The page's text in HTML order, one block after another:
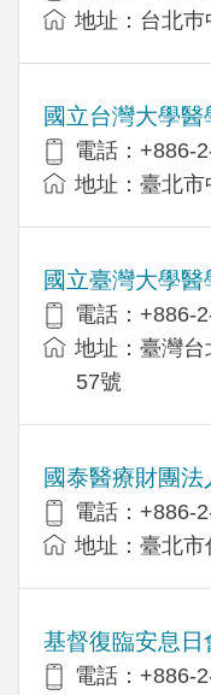
地址：台北
國立台灣大學
電話：+886-
地址：臺北市
國立臺灣大學
電話：+886-
地址：臺灣
57號
國泰醫療財團
電話：+886-
地址：臺北
基督復臨安息
電話：+886-